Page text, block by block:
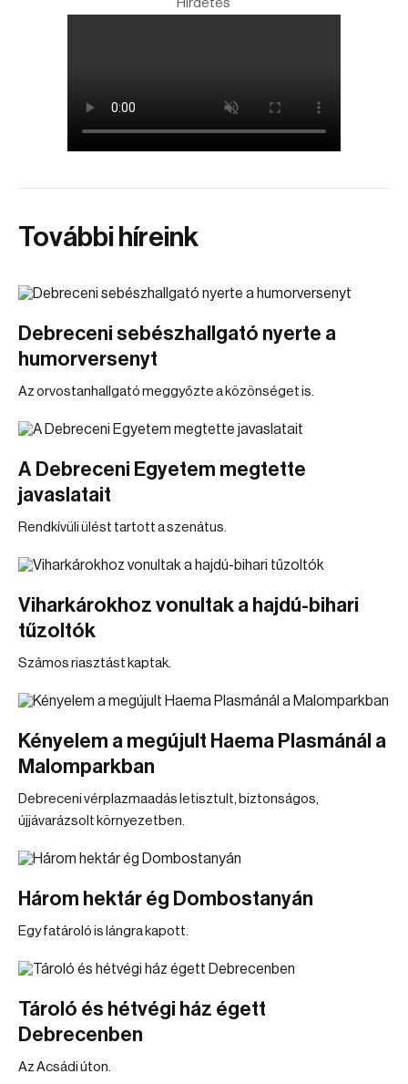
Hirdetés
További híreink
Debreceni sebészhallgató nyerte a
humorversenyt
Az orvostanhallgató meggyőzte a közönséget is.
A Debreceni Egyetem megtette
javaslatait
Rendkívüli ülést tartott a szenátus.
Viharkárokhoz vonultak a hajdú-bihari
tűzoltók
Számos riasztást kaptak.
Kényelem a megújult Haema Plasmánál a
Malomparkban
Debreceni vérplazmaadás letisztult, biztonságos,
újjávarázsolt környezetben.
Három hektár ég Dombostanyán
Egy fatároló is lángra kapott.
Tároló és hétvégi ház égett
Debrecenben
Az Acsádi úton.